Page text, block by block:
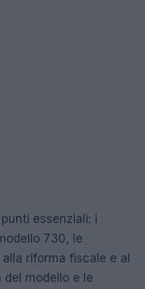
essenziali: i
730, le
riforma fiscale e al
modello e le